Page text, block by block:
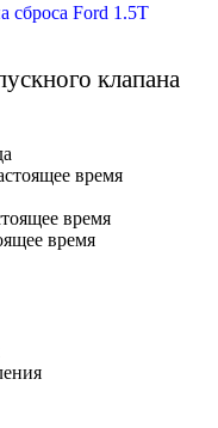
сброса Ford 1.5T
клапана
время
время
время